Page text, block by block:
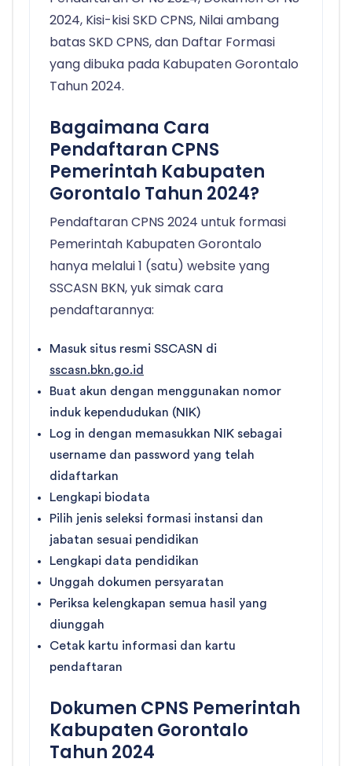
2024, Kisi-kisi SKD CPNS, Nilai ambang
batas SKD CPNS, dan Daftar Formasi
yang dibuka pada Kabupaten Gorontalo
Tahun 2024.
Bagaimana Cara
Pendaftaran CPNS
Pemerintah Kabupaten
Gorontalo Tahun 2024?
Pendaftaran CPNS 2024 untuk formasi
Pemerintah Kabupaten Gorontalo
hanya melalui 1 (satu) website yang
SSCASN BKN, yuk simak cara
pendaftarannya:
Masuk situs resmi SSCASN di
sscasn.bkn.go.id
Buat akun dengan menggunakan nomor
induk kependudukan (NIK)
Log in dengan memasukkan NIK sebagai
username dan password yang telah
didaftarkan
Lengkapi biodata
Pilih jenis seleksi formasi instansi dan
jabatan sesuai pendidikan
Lengkapi data pendidikan
Unggah dokumen persyaratan
Periksa kelengkapan semua hasil yang
diunggah
Cetak kartu informasi dan kartu
pendaftaran
Dokumen CPNS Pemerintah
Kabupaten Gorontalo
Tahun 2024